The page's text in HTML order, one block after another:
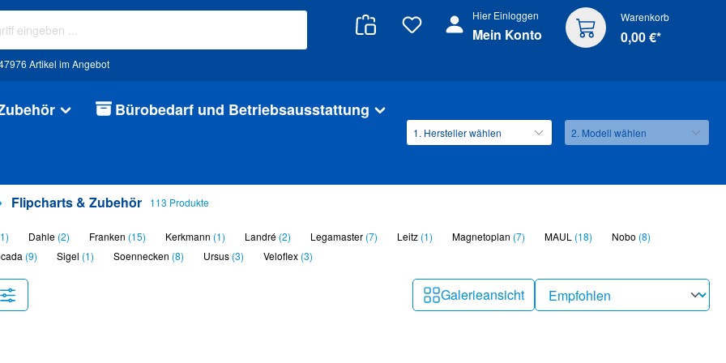
Artikel im Angebot
Hier Einloggen
Mein Konto
Warenkorb
0,00 €*
Bürobedarf und Betriebsausstattung
Flipcharts & Zubehör 113 Produkte
Galerieansicht
Dahle (2) Franken (15) Kerkmann (1) Landré (2) Legamaster (7) Leitz (1) Magnetoplan (7) MAUL (18) Nobo (8)
(9) Sigel (1) Soennecken (8) Ursus (3) Veloflex (3)